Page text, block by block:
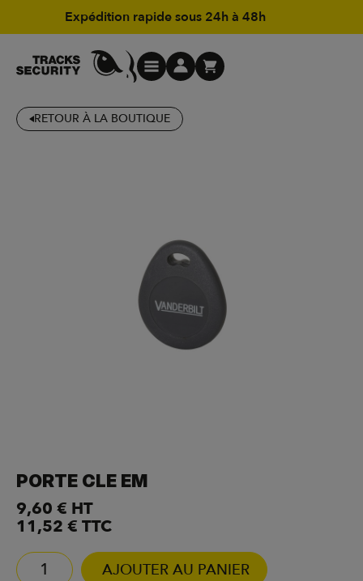
Expédition rapide sous 24h à 48h
RETOUR À LA BOUTIQUE
PORTE CLE EM
9,60 € HT
11,52 € TTC
AJOUTER AU PANIER